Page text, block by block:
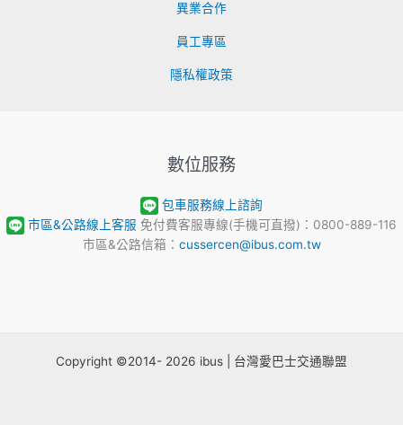
異業合作
員工專區
隱私權政策
數位服務
包車服務線上諮詢
市區&公路線上客服 免付費客服專線(手機可直撥)：0800-889-116
市區&公路信箱： cussercen@ibus.com.tw
Copyright ©2014- 2026 ibus | 台灣愛巴士交通聯盟